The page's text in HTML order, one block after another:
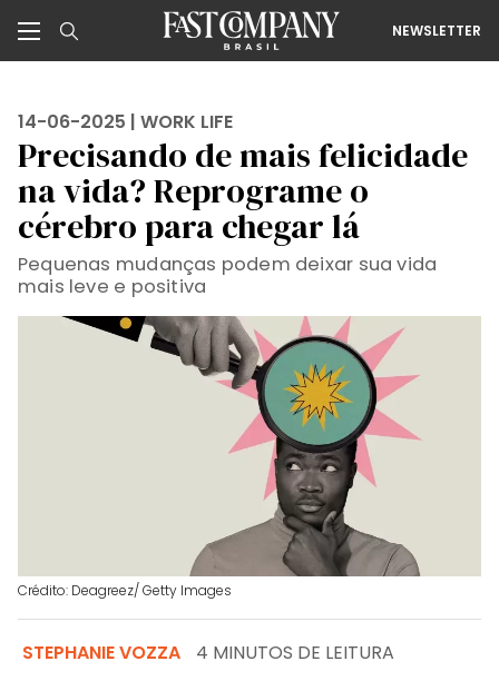
NEWSLETTER
14-06-2025 | WORK LIFE
Precisando de mais felicidade
na vida? Reprograme o
cérebro para chegar lá
Pequenas mudanças podem deixar sua vida
mais leve e positiva
Crédito: Deagreez/ Getty Images
STEPHANIE VOZZA 4 MINUTOS DE LEITURA